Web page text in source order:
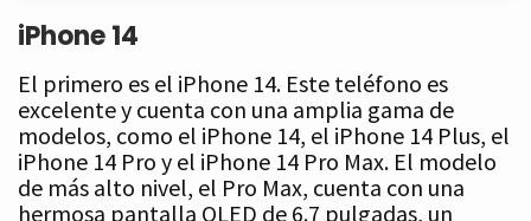
iPhone 14
El primero es el iPhone 14. Este teléfono es
excelente y cuenta con una amplia gama de
modelos, como el iPhone 14, el iPhone 14 Plus, el
iPhone 14 Pro y el iPhone 14 Pro Max. El modelo
de más alto nivel, el Pro Max, cuenta con una
hermosa pantalla OLED de 6.7 pulgadas, un